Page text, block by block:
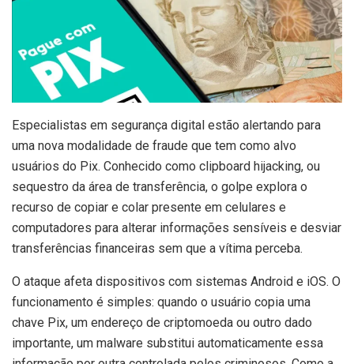
Especialistas em segurança digital estão alertando para
uma nova modalidade de fraude que tem como alvo
usuários do Pix. Conhecido como clipboard hijacking, ou
sequestro da área de transferência, o golpe explora o
recurso de copiar e colar presente em celulares e
computadores para alterar informações sensíveis e desviar
transferências financeiras sem que a vítima perceba.
O ataque afeta dispositivos com sistemas Android e iOS. O
funcionamento é simples: quando o usuário copia uma
chave Pix, um endereço de criptomoeda ou outro dado
importante, um malware substitui automaticamente essa